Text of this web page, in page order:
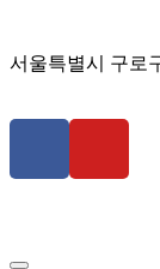
서울특별시 구로